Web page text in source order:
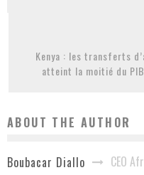
Kenya : les transferts
atteint la moitié du
ABOUT THE AUTHOR
Boubacar Diallo CEO